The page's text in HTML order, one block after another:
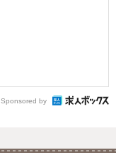
Sponsored by